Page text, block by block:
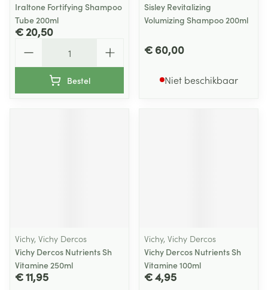
Iraltone Fortifying Shampoo
Tube 200ml
€ 20,50
Bestel
Sisley Revitalizing
Volumizing Shampoo 200ml
€ 60,00
Niet beschikbaar
Vichy, Vichy Dercos
Vichy Dercos Nutrients Sh
Vitamine 250ml
€ 11,95
Vichy, Vichy Dercos
Vichy Dercos Nutrients Sh
Vitamine 100ml
€ 4,95